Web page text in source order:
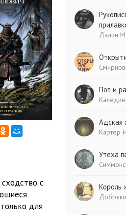
1:35:20
1:39:57
с
для
Далин
Поп и
Адская
Картер
Утеха
Король